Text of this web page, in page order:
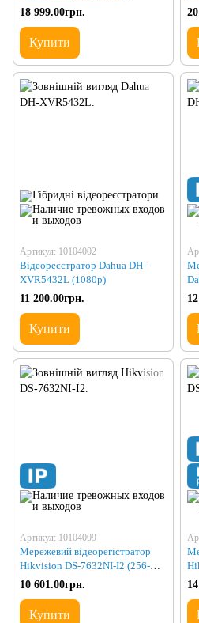
K2/16P(D)
18 999.00грн.
Купити
Артикул: 10104002
Відеореєстратор Dahua DH-
XVR5432L (1080p)
11 200.00грн.
Купити
Артикул: 10104009
Мережевий відеорегістратор
Hikvision DS-7632NI-I2 (256-
256)
10 601.00грн.
Купити